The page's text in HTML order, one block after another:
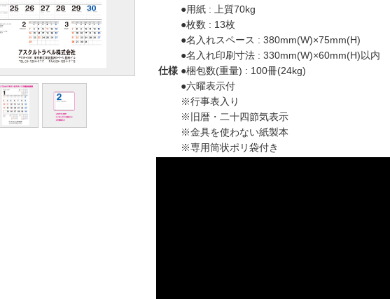
仕様
●用紙 : 上質70kg
●枚数 : 13枚
●名入れスペース : 380mm(W)×75mm(H)
●名入れ印刷寸法 : 330mm(W)×60mm(H)以内
●梱包数(重量) : 100冊(24kg)
●六曜表示付
※行事表入り
※旧暦・二十四節気表示
※金具を使わない紙製本
※専用筒状ポリ袋付き